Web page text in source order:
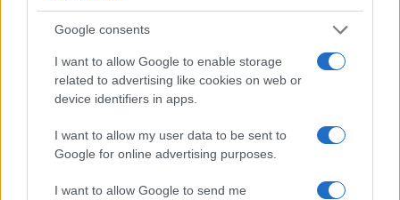
Google consents
I want to allow Google to enable storage
related to advertising like cookies on web or
device identifiers in apps.
I want to allow my user data to be sent to
Google for online advertising purposes.
I want to allow Google to send me
10.09.16. 17:35
Novi gol sjajnog Vedada Ibiševića u pobjedi
Herthe, mitski preokret Leverkusena
Saznaj više